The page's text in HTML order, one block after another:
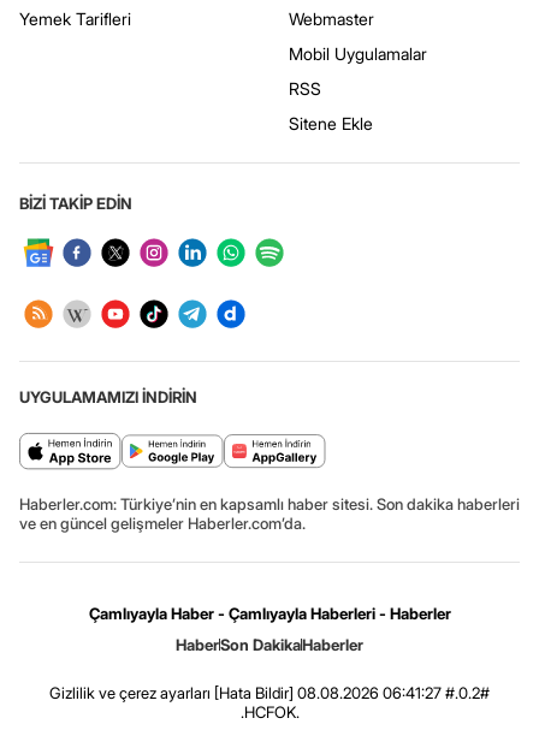
Yemek Tarifleri
Webmaster
Mobil Uygulamalar
RSS
Sitene Ekle
BİZİ TAKİP EDİN
UYGULAMAMIZI İNDİRİN
Haberler.com: Türkiye’nin en kapsamlı haber sitesi. Son dakika haberleri
ve en güncel gelişmeler Haberler.com’da.
Çamlıyayla Haber - Çamlıyayla Haberleri - Haberler
HaberSon DakikaHaberler
Gizlilik ve çerez ayarları [Hata Bildir] 08.08.2026 06:41:27 #.0.2#
.HCFOK.